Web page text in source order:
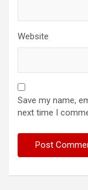
Website
Save my name,
next time I